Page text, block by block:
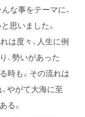
な事をテーマに、
思いました。
は度々、人生に例
、勢いがあった
時も。その流れは
やがて大海に至
る。